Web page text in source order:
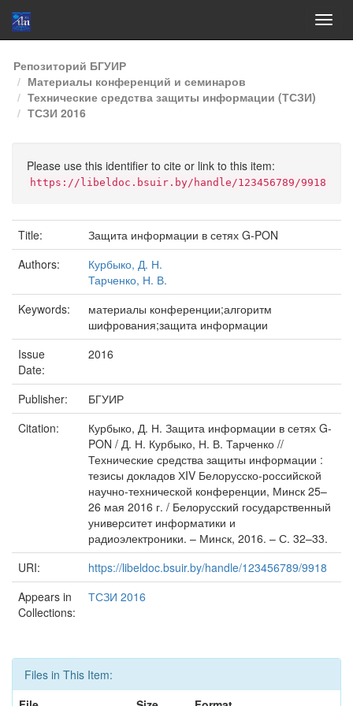
Skip
navigation
Репозиторий БГУИР
Материалы конференций и семинаров
Технические средства защиты информации (ТСЗИ)
ТСЗИ 2016
Please use this identifier to cite or link to this item:
https://libeldoc.bsuir.by/handle/123456789/9918
Title:
Защита информации в сетях G-PON
Authors:
Курбыко, Д. Н.
Тарченко, Н. В.
Keywords:
материалы конференции;алгоритм
шифрования;защита информации
Issue
Date:
2016
Publisher:
БГУИР
Citation:
Курбыко, Д. Н. Защита информации в сетях G-
PON / Д. Н. Курбыко, Н. В. Тарченко //
Технические средства защиты информации :
тезисы докладов ХIV Белорусско-российской
научно-технической конференции, Минск 25–
26 мая 2016 г. / Белорусский государственный
университет информатики и
радиоэлектроники. – Минск, 2016. – С. 32–33.
URI:
https://libeldoc.bsuir.by/handle/123456789/9918
Appears in
Collections:
ТСЗИ 2016
Files in This Item: